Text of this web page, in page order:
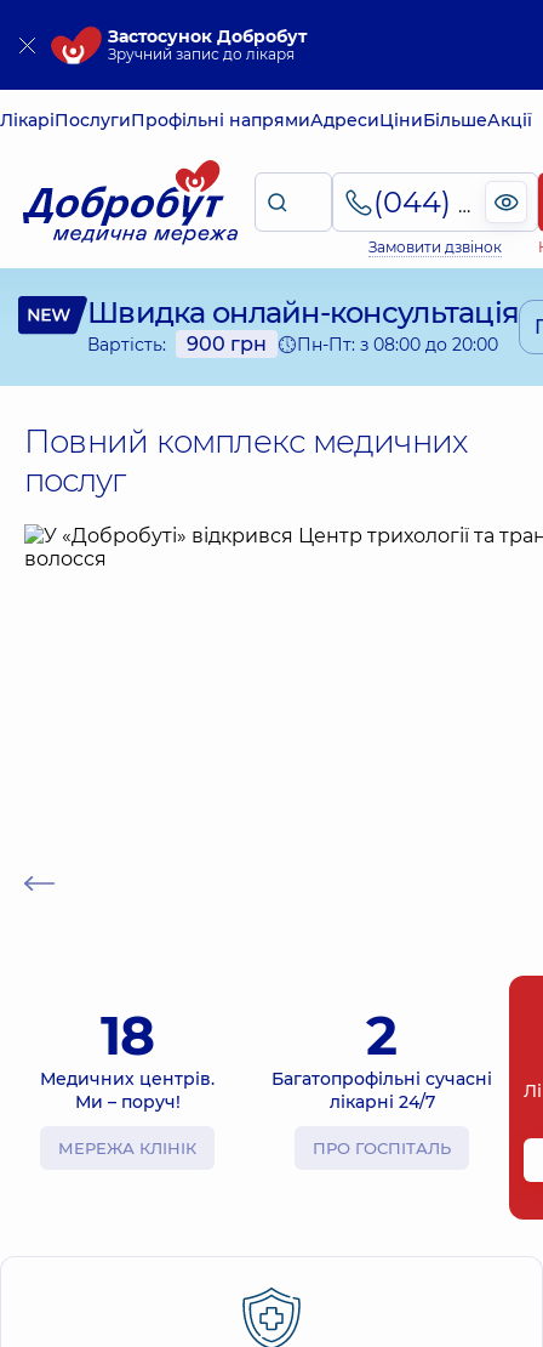
Застосунок Добробут
Зручний запис до лікаря
ЛікаріПослугиПрофільні напрямиАдресиЦіниБільшеАкції
(044) 495-2-888
Замовити дзвінок
Швидка онлайн-консультація
Вартість: 900 грн Пн-Пт: з 08:00 до 20:00
Повний комплекс медичних
послуг
18
Медичних центрів.
Ми – поруч!
МЕРЕЖА КЛІНІК
2
Багатопрофільні сучасні
лікарні 24/7
ПРО ГОСПІТАЛЬ